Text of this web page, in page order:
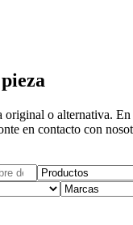
original o alternativa. En
en contacto con